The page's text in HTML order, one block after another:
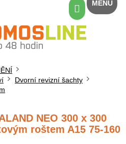
Nákupní
košík
Dvorní revizní šachty
NEO 300 x 300
roštem A15 75-160